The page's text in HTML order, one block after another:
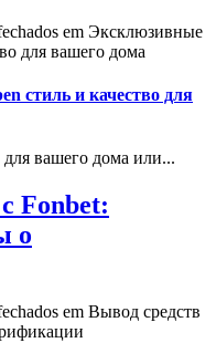
em Эксклюзивные
для вашего дома
стиль и качество для
вашего дома или...
Fonbet:
о
em Вывод средств